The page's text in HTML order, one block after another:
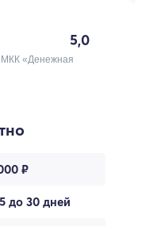
5,0
«Денежная
₽
до 30 дней